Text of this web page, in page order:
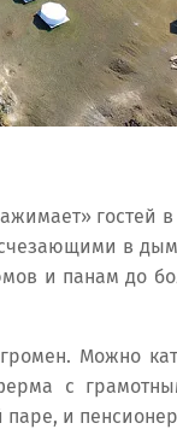
гостей
в
и панам до
Можно
с
и